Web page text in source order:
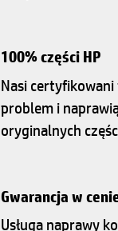
100% części HP
Nasi
problem i
oryginalnych
Gwarancja w
Usługa naprawy